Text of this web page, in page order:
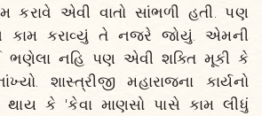
કરાવે એવી વાતો સાંભળી હતી. પણ
કામ કરાવ્યું તે નજરે જોયું. એમની
ભણેલા નહિ પણ એવી શક્તિ મૂકી કે
શાસ્ત્રીજી મહારાજના કાર્યનો
થાય કે 'કેવા માણસો પાસે કામ લીધું